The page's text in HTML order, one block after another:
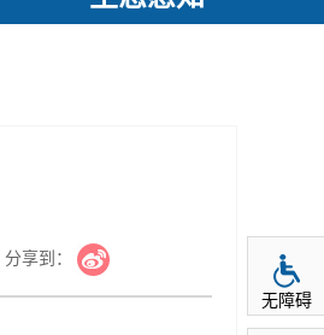
分享到：
无障碍